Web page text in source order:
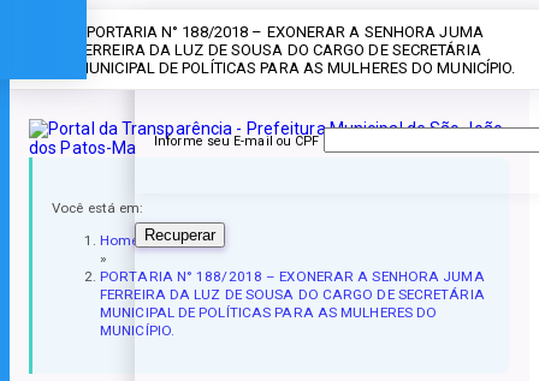
» PORTARIA N° 188/2018 – EXONERAR A SENHORA JUMA
FERREIRA DA LUZ DE SOUSA DO CARGO DE SECRETÁRIA
MUNICIPAL DE POLÍTICAS PARA AS MULHERES DO MUNICÍPIO.
Você está em:
Home
»
PORTARIA N° 188/2018 – EXONERAR A SENHORA JUMA
FERREIRA DA LUZ DE SOUSA DO CARGO DE SECRETÁRIA
MUNICIPAL DE POLÍTICAS PARA AS MULHERES DO
MUNICÍPIO.
Esqueceu a senha?
Informe seu E-mail ou CPF
Recuperar